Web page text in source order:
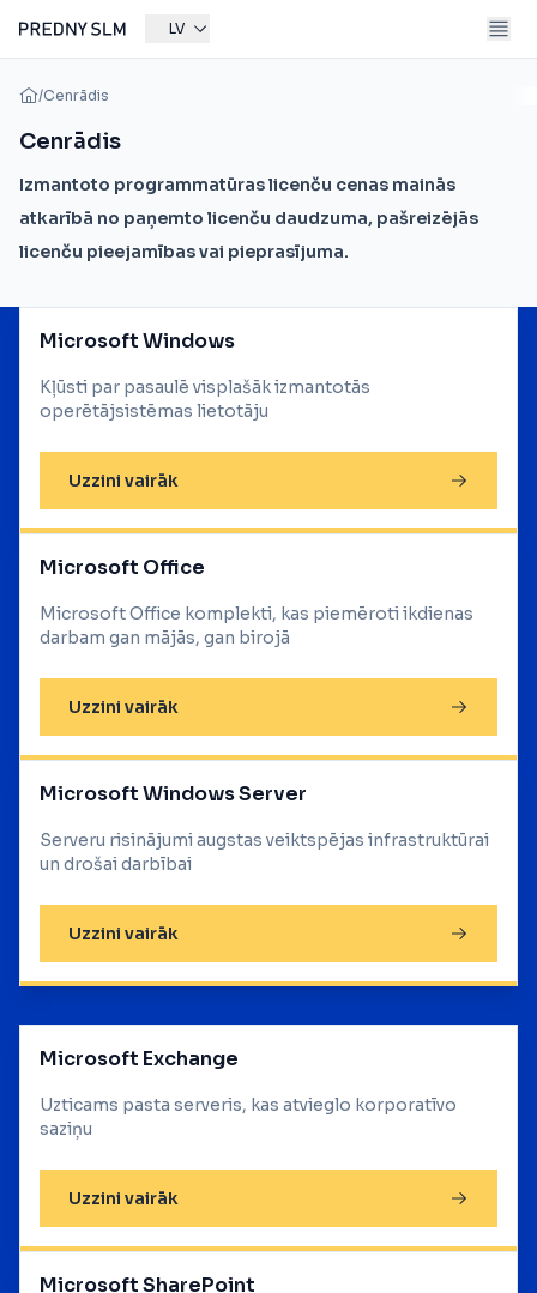
LV
/Cenrādis
Cenrādis
Izmantoto programmatūras licenču cenas mainās
atkarībā no paņemto licenču daudzuma, pašreizējās
licenču pieejamības vai pieprasījuma.
Microsoft Windows
Kļūsti par pasaulē visplašāk izmantotās
operētājsistēmas lietotāju
Uzzini vairāk
Microsoft Office
Microsoft Office komplekti, kas piemēroti ikdienas
darbam gan mājās, gan birojā
Uzzini vairāk
Microsoft Windows Server
Serveru risinājumi augstas veiktspējas infrastruktūrai
un drošai darbībai
Uzzini vairāk
Microsoft Exchange
Uzticams pasta serveris, kas atvieglo korporatīvo
saziņu
Uzzini vairāk
Microsoft SharePoint